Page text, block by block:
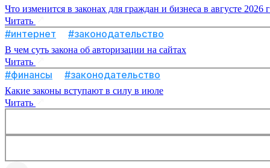
Что изменится в законах для граждан и бизнеса в августе 2026
Читать
#интернет #законодательство
В чем суть закона об авторизации на сайтах
Читать
#финансы #законодательство
Какие законы вступают в силу в июле
Читать